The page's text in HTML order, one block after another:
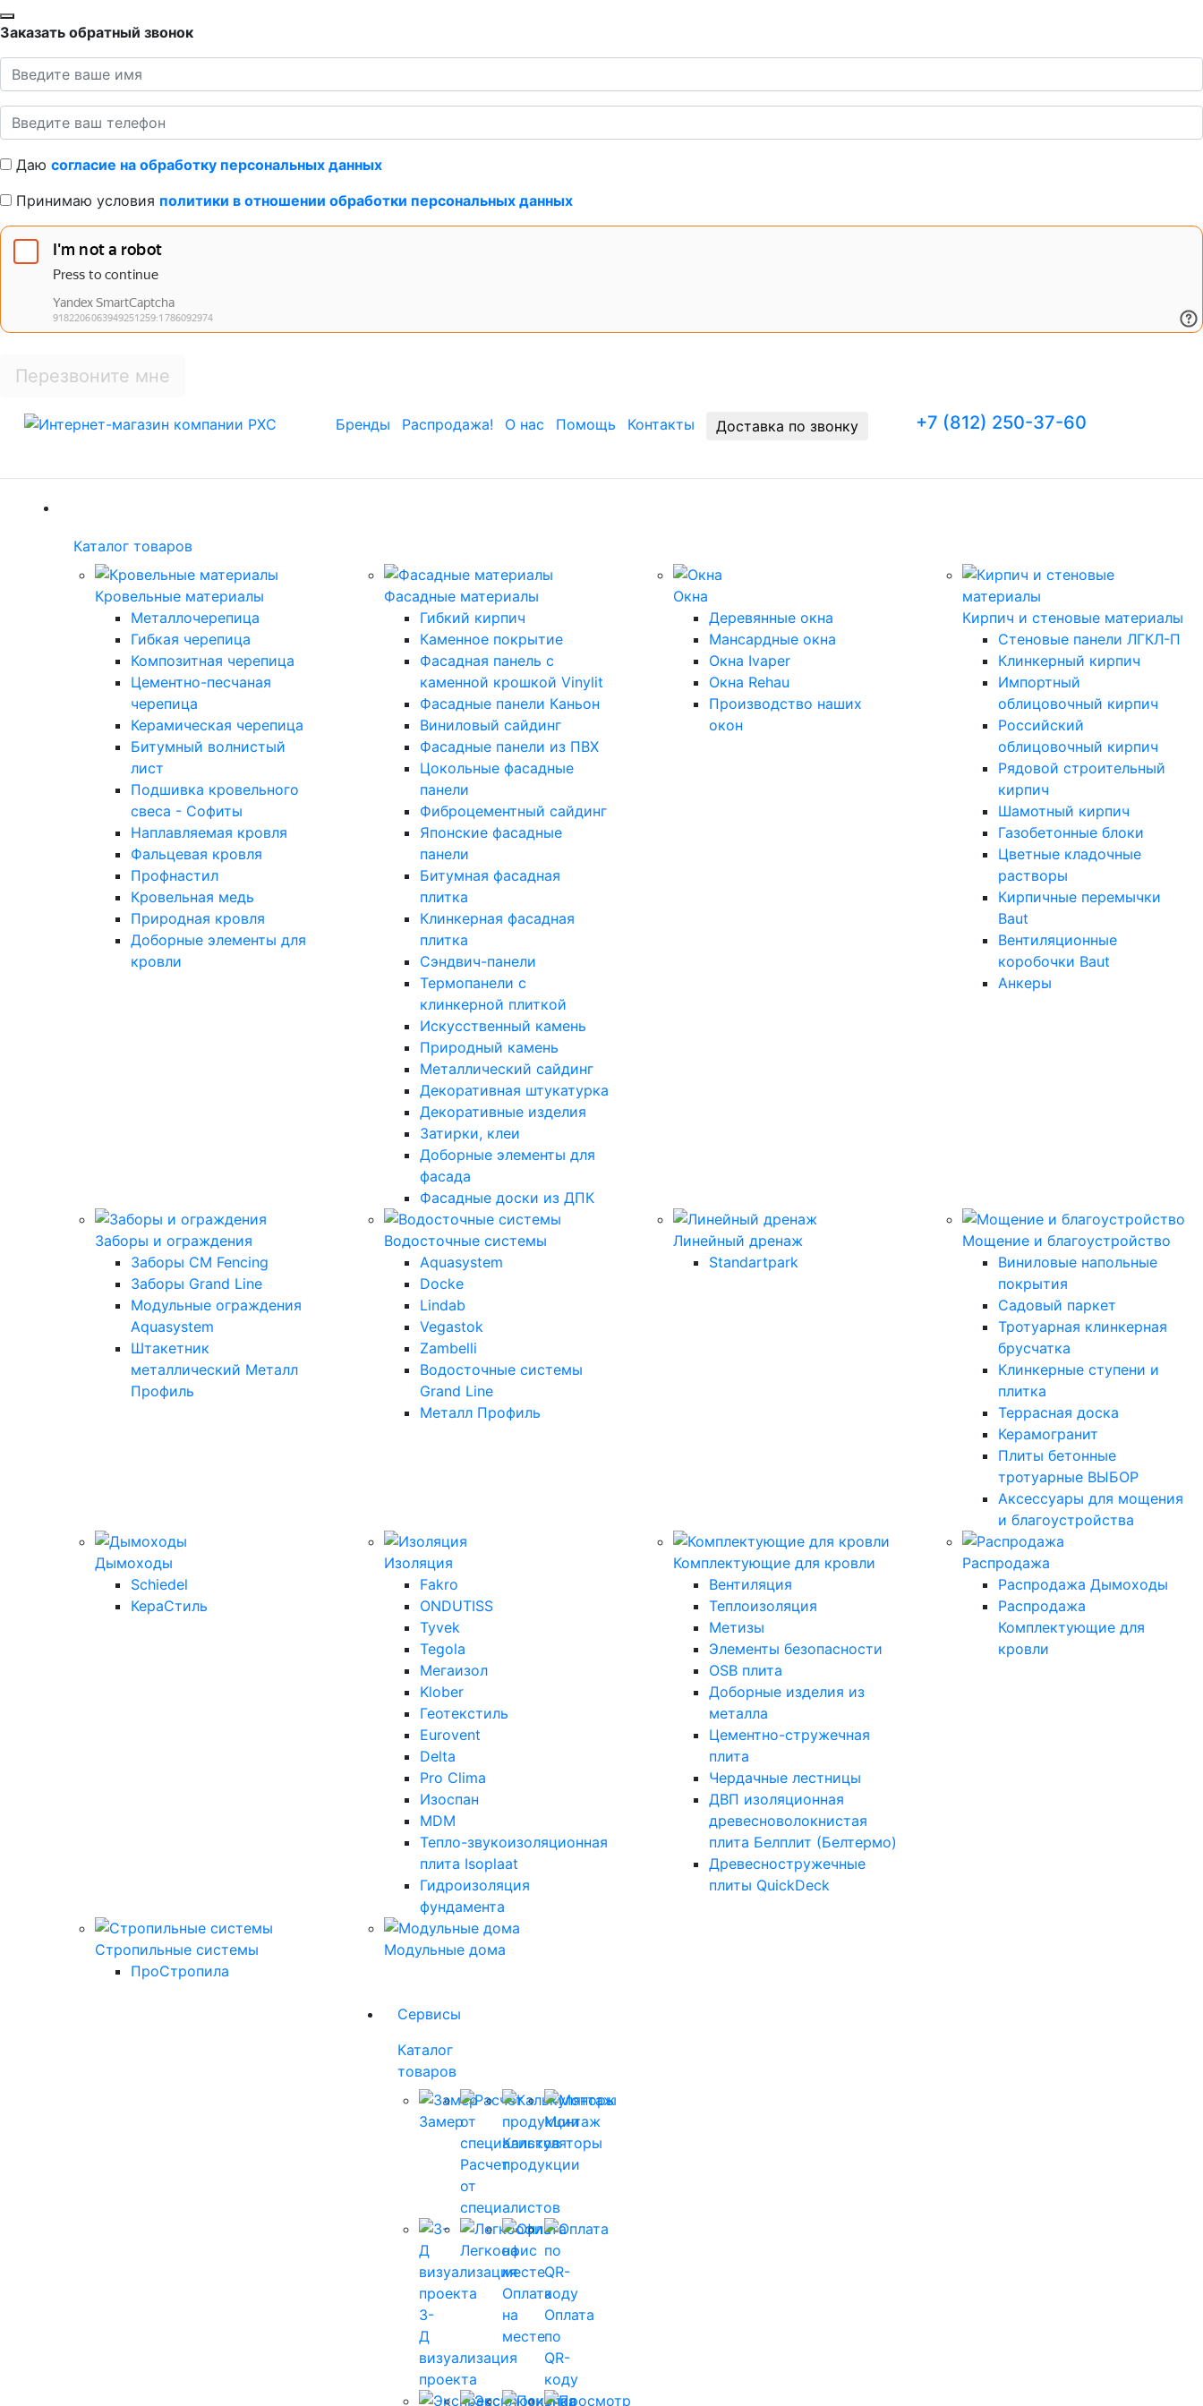
Заказать обратный звонок
Даю согласие на обработку персональных данных
Принимаю условия политики в отношении обработки персональных данных
Перезвоните мне
Бренды Распродажа! О нас Помощь Контакты Доставка по звонку +7 (812) 250-37-60
Каталог товаров
Кровельные материалы
Металлочерепица
Гибкая черепица
Композитная черепица
Цементно-песчаная
черепица
Керамическая черепица
Битумный волнистый
лист
Подшивка кровельного
свеса - Софиты
Наплавляемая кровля
Фальцевая кровля
Профнастил
Кровельная медь
Природная кровля
Доборные элементы для
кровли
Фасадные материалы
Гибкий кирпич
Каменное покрытие
Фасадная панель с
каменной крошкой Vinylit
Фасадные панели Каньон
Виниловый сайдинг
Фасадные панели из ПВХ
Цокольные фасадные
панели
Фиброцементный сайдинг
Японские фасадные
панели
Битумная фасадная
плитка
Клинкерная фасадная
плитка
Сэндвич-панели
Термопанели с
клинкерной плиткой
Искусственный камень
Природный камень
Металлический сайдинг
Декоративная штукатурка
Декоративные изделия
Затирки, клеи
Доборные элементы для
фасада
Фасадные доски из ДПК
Окна
Деревянные окна
Мансардные окна
Окна Ivaper
Окна Rehau
Производство наших
окон
Кирпич и стеновые материалы
Стеновые панели ЛГКЛ-П
Клинкерный кирпич
Импортный
облицовочный кирпич
Российский
облицовочный кирпич
Рядовой строительный
кирпич
Шамотный кирпич
Газобетонные блоки
Цветные кладочные
растворы
Кирпичные перемычки
Baut
Вентиляционные
коробочки Baut
Анкеры
Заборы и ограждения
Заборы CM Fencing
Заборы Grand Line
Модульные ограждения
Aquasystem
Штакетник
металлический Металл
Профиль
Водосточные системы
Aquasystem
Docke
Lindab
Vegastok
Zambelli
Водосточные системы
Grand Line
Металл Профиль
Линейный дренаж
Standartpark
Мощение и благоустройство
Виниловые напольные
покрытия
Садовый паркет
Тротуарная клинкерная
брусчатка
Клинкерные ступени и
плитка
Террасная доска
Керамогранит
Плиты бетонные
тротуарные ВЫБОР
Аксессуары для мощения
и благоустройства
Дымоходы
Schiedel
КераСтиль
Изоляция
Fakro
ONDUTISS
Tyvek
Tegola
Мегаизол
Klober
Геотекстиль
Eurovent
Delta
Pro Clima
Изоспан
MDM
Тепло-звукоизоляционная
плита Isoplaat
Гидроизоляция
фундамента
Комплектующие для кровли
Вентиляция
Теплоизоляция
Метизы
Элементы безопасности
OSB плита
Доборные изделия из
металла
Цементно-стружечная
плита
Чердачные лестницы
ДВП изоляционная
древесноволокнистая
плита Белплит (Белтермо)
Древесностружечные
плиты QuickDeck
Распродажа
Распродажа Дымоходы
Распродажа
Комплектующие для
кровли
Стропильные системы
ПроСтропила
Модульные дома
Сервисы
Каталог
товаров(current)
Замер
Расчет
от
специалистов
Калькуляторы
продукции
Монтаж
3-
Д
визуализация
проекта
Легкоофис
Оплата
на
месте
Оплата
по
QR-
коду